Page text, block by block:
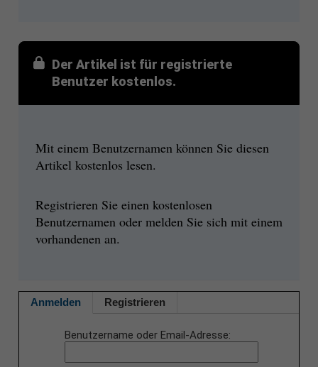
Der Artikel ist für registrierte
Benutzer kostenlos.
Mit einem Benutzernamen können Sie diesen
Artikel kostenlos lesen.
Registrieren Sie einen kostenlosen
Benutzernamen oder melden Sie sich mit einem
vorhandenen an.
Anmelden Registrieren
Benutzername oder Email-Adresse